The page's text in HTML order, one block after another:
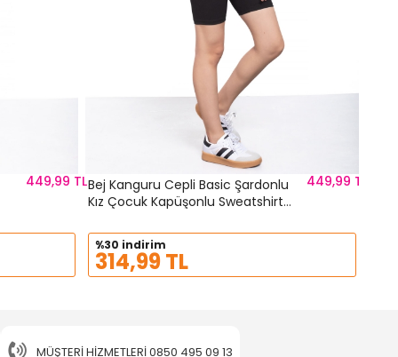
449,99 TLBej Kanguru Cepli Basic Şardonlu
Kız Çocuk Kapüşonlu Sweatshirt
449,99 TL
%30 indirim
314,99 TL
MÜŞTERI HIZMETLERI0850 495 09 13